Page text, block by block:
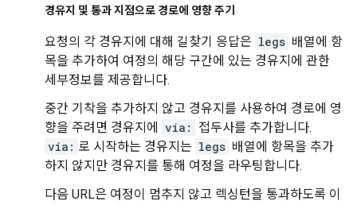
경유지 및 통과 지점으로 경로에 영향 주기
요청의 각 경유지에 대해 길찾기 응답은 legs 배열에 항
목을 추가하여 여정의 해당 구간에 있는 경유지에 관한
세부정보를 제공합니다.
중간 기착을 추가하지 않고 경유지를 사용하여 경로에 영
향을 주려면 경유지에
via:
접두사를 추가합니다.
via: 로 시작하는 경유지는 legs 배열에 항목을 추가
하지 않지만 경유지를 통해 여정을 라우팅합니다.
다음 URL은 여정이 멈추지 않고 렉싱턴을 통과하도록 이